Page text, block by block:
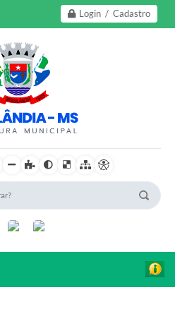
Login / Cadastro